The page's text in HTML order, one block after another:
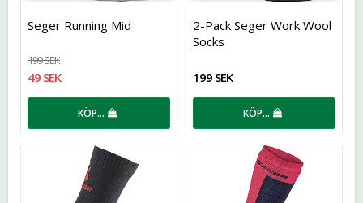
Lägg till i favoritlistan
Seger Running Mid
199 SEK
49 SEK
KÖP…
2-Pack Seger Work Wool
Socks
199 SEK
KÖP…